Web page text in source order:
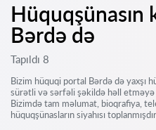
Hüquqşünasın
Bərdə də
Tapıldı 8
Bizim hüquqi portal Bərdə də yaxşı
sürətli və sərfəli şəkildə həll etməyə
Bizimdə tam məlumat, bioqrafiya,
hüquqşünasların siyahısı